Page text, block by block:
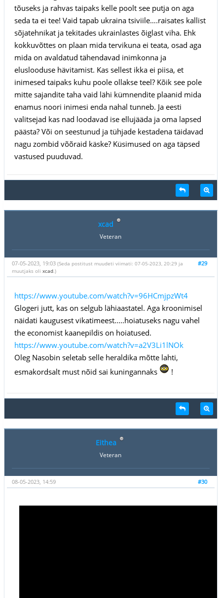
tõuseks ja rahvas taipaks kelle poolt see putja on aga
seda ta ei tee! Vaid tapab ukraina tsiviile….raisates kallist
sõjatehnikat ja tekitades ukrainlastes õiglast viha. Ehk
kokkuvõttes on plaan mida tervikuna ei teata, osad aga
mida on avaldatud tähendavad inimkonna ja
eluslooduse hävitamist. Kas sellest ikka ei piisa, et
inimesed taipaks kuhu poole ollakse teel? Kõik see pole
mitte sajandite taha vaid lähi kümnendite plaanid mida
enamus noori inimesi enda nahal tunneb. Ja eesti
valitsejad kas nad loodavad ise ellujääda ja oma lapsed
päästa? Või on seestunud ja tühjade kestadena täidavad
nagu zombid võõraid käske? Küsimused on aga täpsed
vastused puuduvad.
xcad
Veteran
#29
07-05-2023, 19:03 (Seda postitust muudeti viimati: 07-05-2023, 20:29 ja
muutjaks oli xcad.)
https://www.youtube.com/watch?v=96HCmjpzWt4
Glogeri jutt, kas on selgub lähiaastatel. Aga kroonimisel
näidati kaugusest vikatimeest.....hoiatuseks nagu vahel
the economist kaanepildis on hoiatused.
https://www.youtube.com/watch?v=a2V3Li1lNOk
Oleg Nasobin seletab selle heraldika mõtte lahti,
esmakordsalt must nõid sai kuningannaks
!
Eithea
Veteran
#30
08-05-2023, 14:59